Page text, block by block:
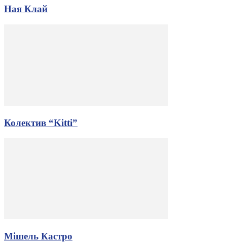
Ная Клай
Колектив “Kitti”
Мішель Кастро